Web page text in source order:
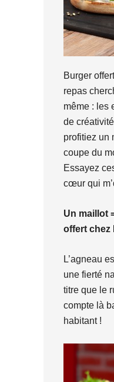
Burger
repas
même : les
de
profitiez un
coupe du
Essayez
cœur qui
Un maillot
offert chez
L’agneau
une fierté
titre que le
compte là
habitant !